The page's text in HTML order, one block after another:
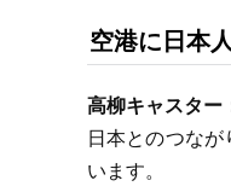
空港に日本
高柳キャスター
日本とのつな
います。